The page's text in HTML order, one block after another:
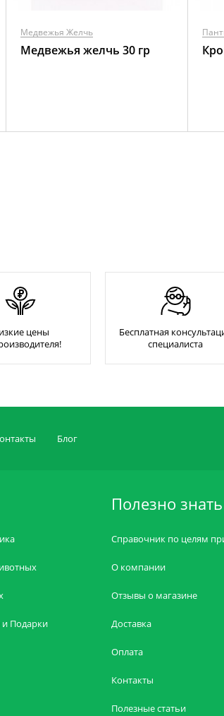
Медвежья Желчь
Медвежья желчь 30 гр
цены
Бесплатная
специалиста
Блог
Подарки
Полезно знать
Справочник по целям
О компании
Отзывы о магазине
Доставка
Оплата
Контакты
Полезные статьи